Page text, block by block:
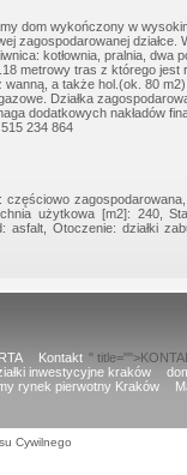
dom wykończony w
zagospodarowanej działce.
kotłownia, pralnia, dwa
metrowy tras z którego jest
a także hol.(ok. 80
Działka
dodatkowych nakładów
234 864
zagospodarowana,
użytkowa [m2]: 240,
Otoczenie: działki
Kontakt "
inwestycyjne kraków
rynek pierwotny Kraków
Cywilnego